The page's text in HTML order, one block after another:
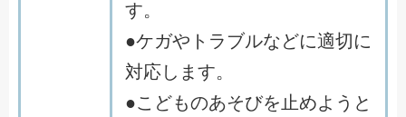
す。
●ケガやトラブルなどに適切に
対応します。
●こどものあそびを止めようと